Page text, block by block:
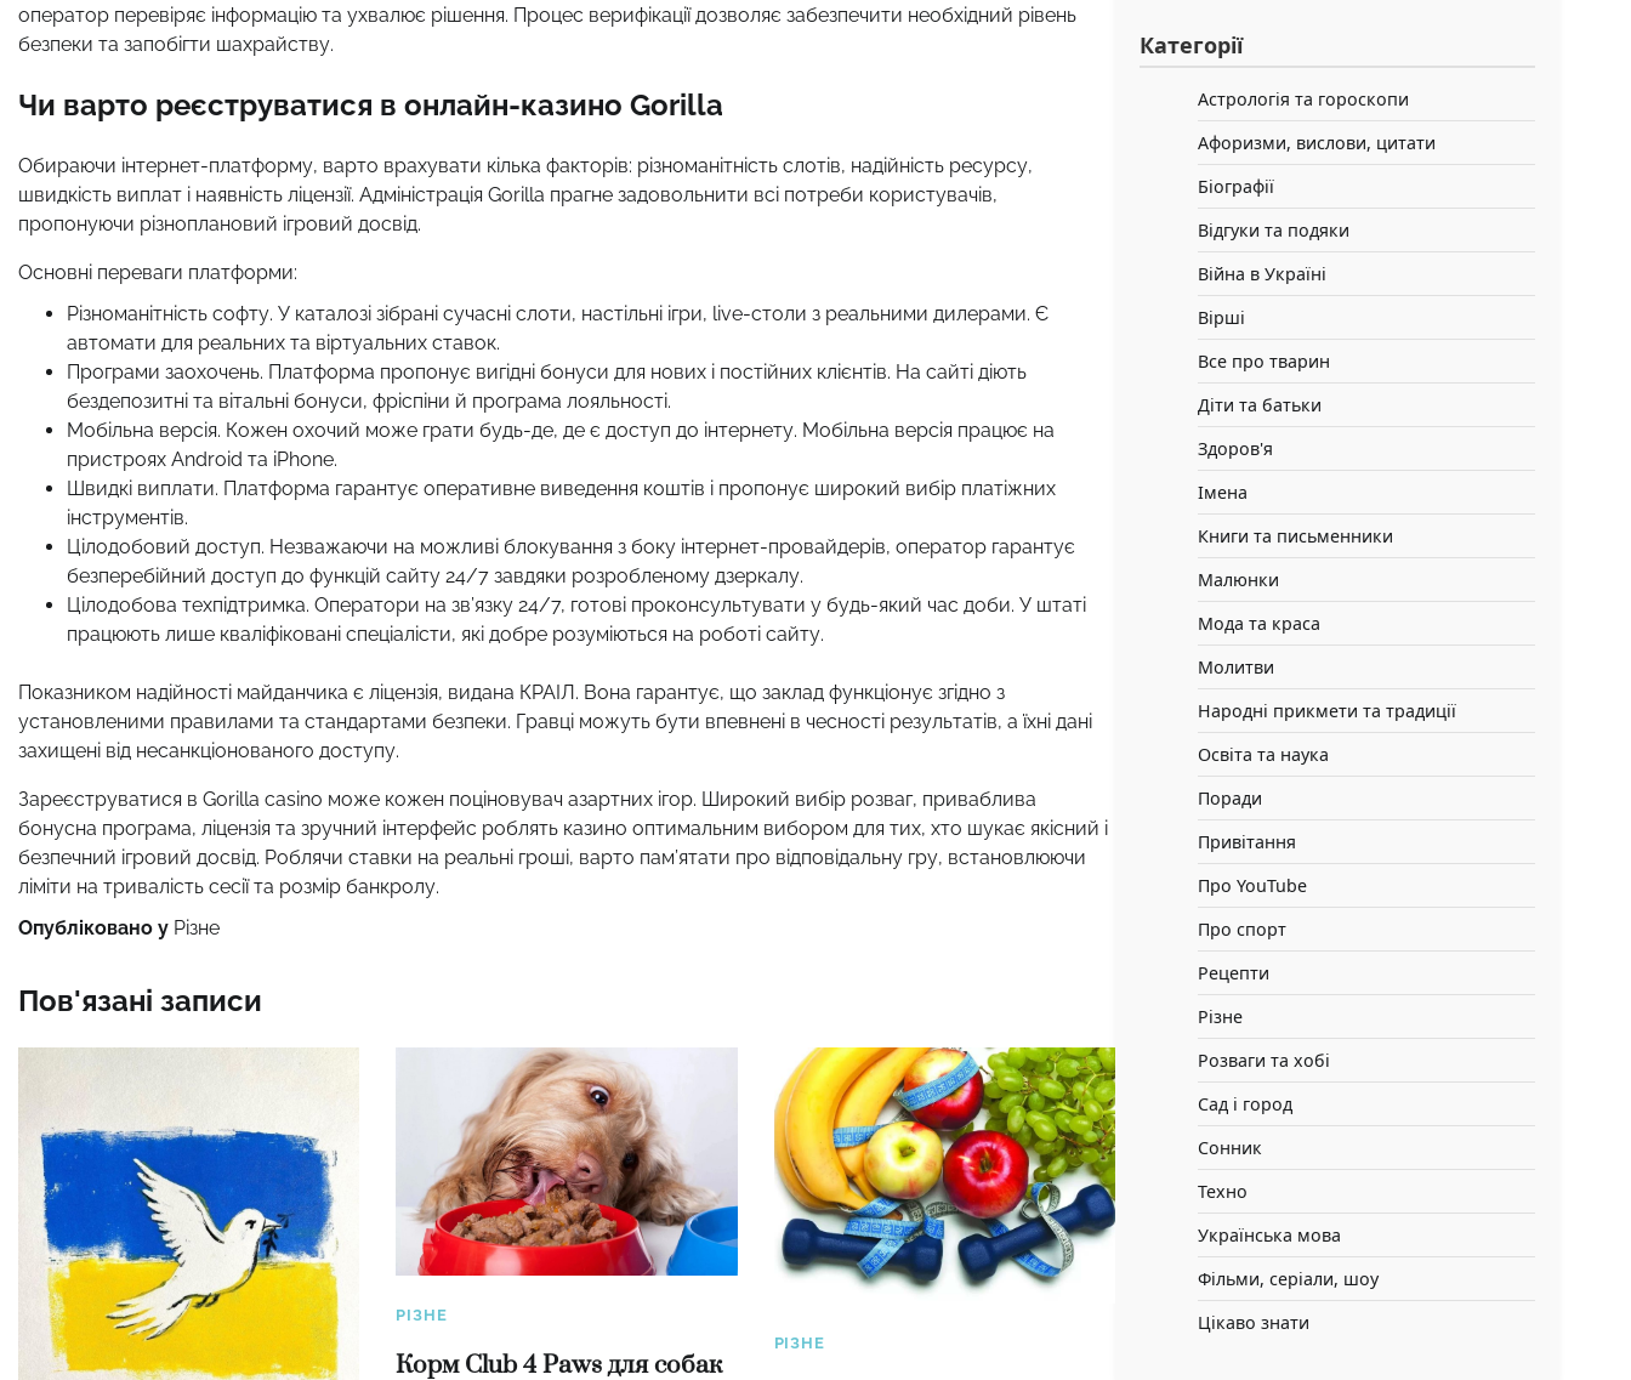
оператор перевіряє інформацію та ухвалює рішення. Процес верифікації дозволяє забезпечити необхідний рівень
безпеки та запобігти шахрайству.
Чи варто реєструватися в онлайн-казино Gorilla
Обираючи інтернет-платформу, варто врахувати кілька факторів: різноманітність слотів, надійність ресурсу,
швидкість виплат і наявність ліцензії. Адміністрація Gorilla прагне задовольнити всі потреби користувачів,
пропонуючи різноплановий ігровий досвід.
Основні переваги платформи:
Різноманітність софту. У каталозі зібрані сучасні слоти, настільні ігри, live-столи з реальними дилерами. Є
автомати для реальних та віртуальних ставок.
Програми заохочень. Платформа пропонує вигідні бонуси для нових і постійних клієнтів. На сайті діють
бездепозитні та вітальні бонуси, фріспіни й програма лояльності.
Мобільна версія. Кожен охочий може грати будь-де, де є доступ до інтернету. Мобільна версія працює на
пристроях Android та iPhone.
Швидкі виплати. Платформа гарантує оперативне виведення коштів і пропонує широкий вибір платіжних
інструментів.
Цілодобовий доступ. Незважаючи на можливі блокування з боку інтернет-провайдерів, оператор гарантує
безперебійний доступ до функцій сайту 24/7 завдяки розробленому дзеркалу.
Цілодобова техпідтримка. Оператори на зв’язку 24/7, готові проконсультувати у будь-який час доби. У штаті
працюють лише кваліфіковані спеціалісти, які добре розуміються на роботі сайту.
Показником надійності майданчика є ліцензія, видана КРАІЛ. Вона гарантує, що заклад функціонує згідно з
установленими правилами та стандартами безпеки. Гравці можуть бути впевнені в чесності результатів, а їхні дані
захищені від несанкціонованого доступу.
Зареєструватися в Gorilla casino може кожен поціновувач азартних ігор. Широкий вибір розваг, приваблива
бонусна програма, ліцензія та зручний інтерфейс роблять казино оптимальним вибором для тих, хто шукає якісний і
безпечний ігровий досвід. Роблячи ставки на реальні гроші, варто пам’ятати про відповідальну гру, встановлюючи
ліміти на тривалість сесії та розмір банкролу.
Опубліковано у Різне
Пов'язані записи
РІЗНЕ
Корм Club 4 Paws для собак
РІЗНЕ
Категорії
Астрологія та гороскопи
Афоризми, вислови, цитати
Біографії
Відгуки та подяки
Війна в Україні
Вірші
Все про тварин
Діти та батьки
Здоров'я
Імена
Книги та письменники
Малюнки
Мода та краса
Молитви
Народні прикмети та традиції
Освіта та наука
Поради
Привітання
Про YouTube
Про спорт
Рецепти
Різне
Розваги та хобі
Сад і город
Сонник
Техно
Українська мова
Фільми, серіали, шоу
Цікаво знати